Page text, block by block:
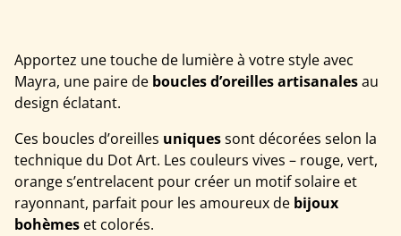
Apportez une touche de lumière à votre style avec
Mayra, une paire de boucles d’oreilles artisanalesau
design éclatant.
Ces boucles d’oreilles uniquessont décorées selon la
technique du Dot Art. Les couleurs vives – rouge, vert,
orange s’entrelacent pour créer un motif solaire et
rayonnant, parfait pour les amoureux de bijoux
bohèmes et colorés.